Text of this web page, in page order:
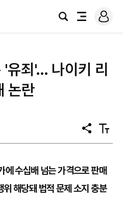
검
전
로
그
유죄'… 나이키 리
논란
공
유
텍
스
기
에 수십배 넘는 가격으로 판매
해당돼 법적 문제 소지 충분